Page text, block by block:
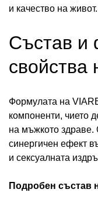
и качество на живот.
Състав и
свойства
Формулата на
компоненти, чието
на мъжкото здраве.
синергичен ефект
и сексуалната
Подробен състав